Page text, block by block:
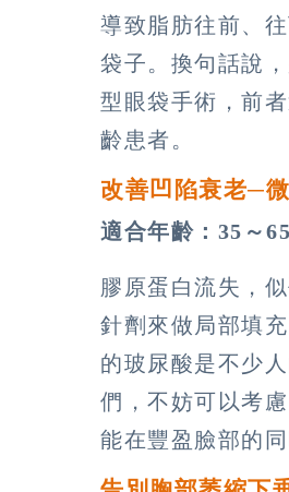
導致脂肪往前、
袋子。換句話說
型眼袋手術，前
齡患者。
改善凹陷衰老─
適合年齡：35～65
膠原蛋白流失，
針劑來做局部填
的玻尿酸是不少
們，不妨可以考
能在豐盈臉部的